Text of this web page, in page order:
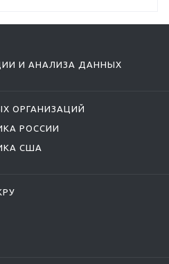
И АНАЛИЗА ДАННЫХ
ОРГАНИЗАЦИЙ
РОССИИ
США